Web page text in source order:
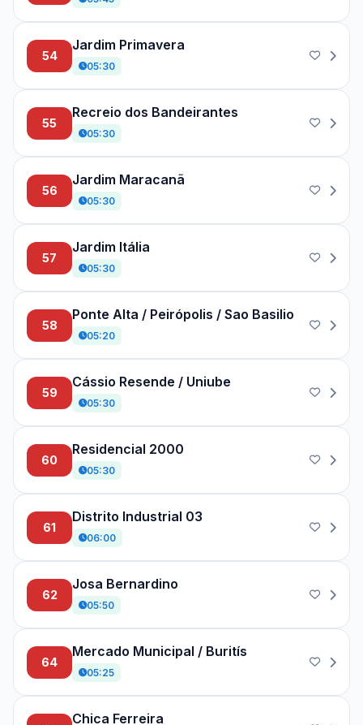
54
Jardim Primavera
05:30
55
Recreio dos Bandeirantes
05:30
56
Jardim Maracanã
05:30
57
Jardim Itália
05:30
58
Ponte Alta / Peirópolis / Sao Basilio
05:20
59
Cássio Resende / Uniube
05:30
60
Residencial 2000
05:30
61
Distrito Industrial 03
06:00
62
Josa Bernardino
05:50
64
Mercado Municipal / Buritís
05:25
Chica Ferreira